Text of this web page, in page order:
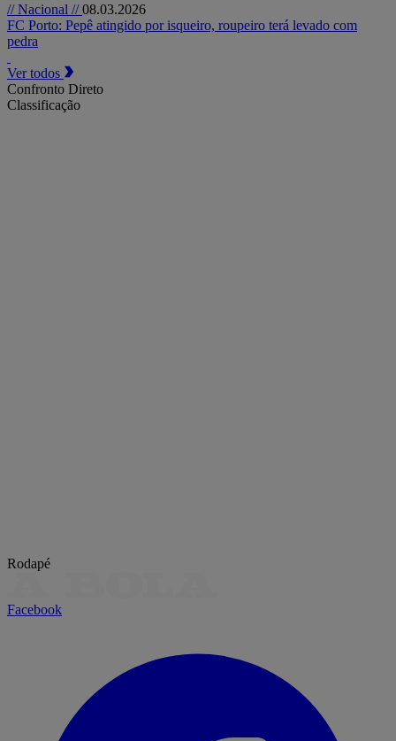
// Nacional //08.03.2026
FC Porto: Pepê atingido por isqueiro, roupeiro terá levado com
pedra
Ver todos
Confronto Direto
Classificação
Rodapé
Facebook